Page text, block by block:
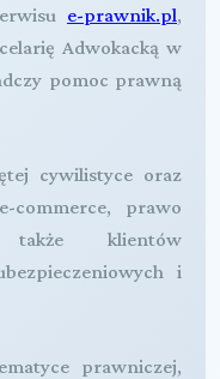
e-prawnik.pl,
Adwokacką w
pomoc prawną
cywilistyce oraz
commerce, prawo
także klientów
i
prawniczej,